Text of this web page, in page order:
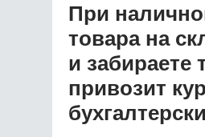
При
товара на
и забираете
привозит